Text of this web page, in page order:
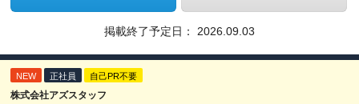
掲載終了予定日： 2026.09.03
NEW 正社員 自己PR不要
株式会社アズスタッフ